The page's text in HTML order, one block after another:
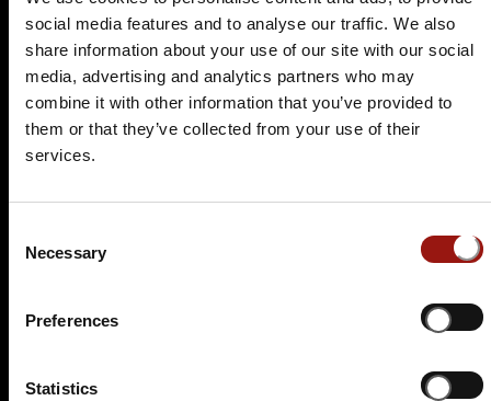
social media features and to analyse our traffic. We also
share information about your use of our site with our social
media, advertising and analytics partners who may
combine it with other information that you’ve provided to
them or that they’ve collected from your use of their
services.
Selection
Necessary
Preferences
Statistics
Eine Leiche im Louvre
Hof Frien
Höfen 13
31600 Uchte
Auf der Karte anzeigen